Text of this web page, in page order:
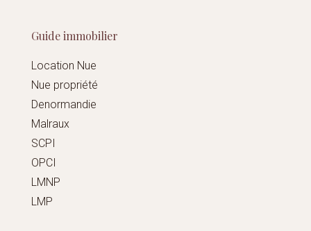
Guide immobilier
Location Nue
Nue propriété
Denormandie
Malraux
SCPI
OPCI
LMNP
LMP